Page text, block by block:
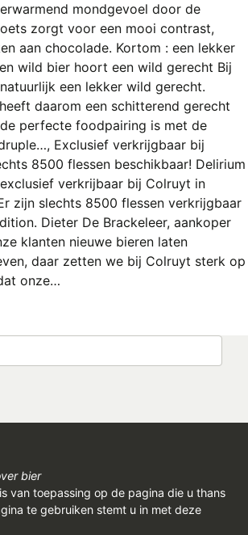
mondgevoel door de
zorgt voor een mooi contrast,
aan chocolade. Kortom : een lekker
wild bier hoort een wild gerecht Bij
een lekker wild gerecht.
daarom een schitterend gerecht
perfecte foodpairing is met de
Exclusief verkrijgbaar bij
8500 flessen beschikbaar! Delirium
verkrijbaar bij Colruyt in
zijn slechts 8500 flessen verkrijgbaar
Dieter De Brackeleer, aankoper
klanten nieuwe bieren laten
daar zetten we bij Colruyt sterk op
onze…
bier
van toepassing op de pagina die u thans
te gebruiken stemt u in met deze